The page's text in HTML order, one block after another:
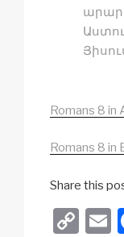
Romans 8 in
Romans 8 in
Share this
C